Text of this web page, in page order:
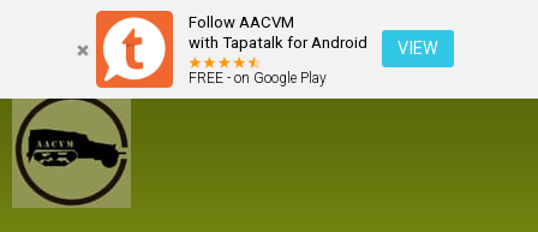
Follow AACVM
with Tapatalk for Android
FREE - on Google Play
VIEW